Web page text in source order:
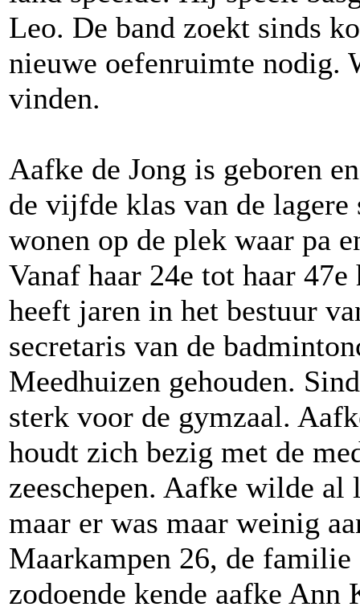
Leo. De band zoekt sinds
nieuwe oefenruimte nodig.
vinden.
Aafke de Jong is geboren
de vijfde klas van de
wonen op de plek waar pa
Vanaf haar 24e tot haar
heeft jaren in het bestuur
secretaris van de
Meedhuizen gehouden.
sterk voor de gymzaal.
houdt zich bezig met de
zeeschepen. Aafke wilde al
maar er was maar weinig
Maarkampen 26, de
zodoende kende aafke